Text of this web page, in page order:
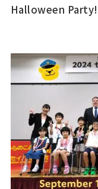
Halloween